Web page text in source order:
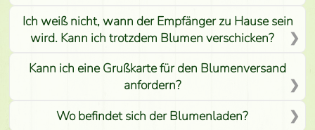
Ich weiß nicht, wann der Empfänger zu Hause sein
wird. Kann ich trotzdem Blumen verschicken?
Kann ich eine Grußkarte für den Blumenversand
anfordern?
Wo befindet sich der Blumenladen?